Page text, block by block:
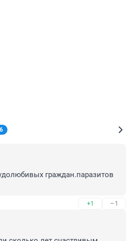
6
граждан.паразитов
+1 –1